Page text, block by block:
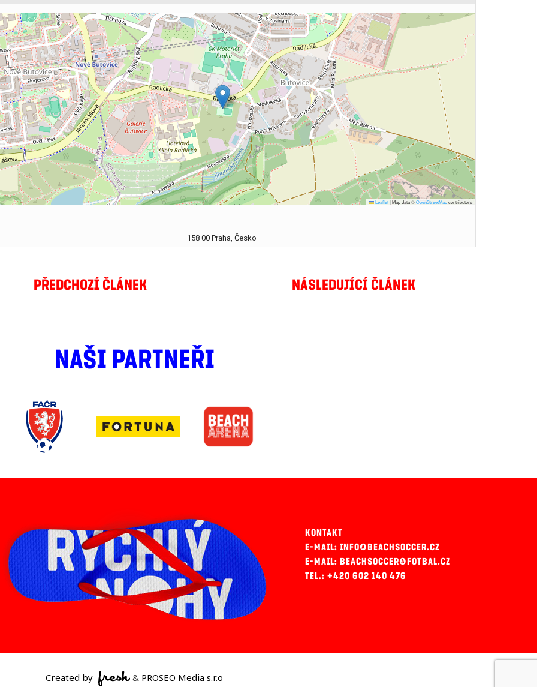
Leaflet |Map data ©OpenStreetMapcontributors
158 00 Praha, Česko
PŘEDCHOZÍ ČLÁNEK NÁSLEDUJÍCÍ ČLÁNEK
NAŠI PARTNEŘI
KONTAKT
E-MAIL: INFO@BEACHSOCCER.CZ
E-MAIL: BEACHSOCCER@FOTBAL.CZ
TEL.: +420 602 140 476
Created by & PROSEO Media s.r.o